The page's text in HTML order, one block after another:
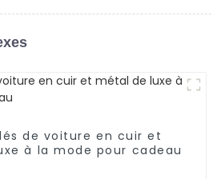
de voiture en cuir et
à la mode pour cadeau